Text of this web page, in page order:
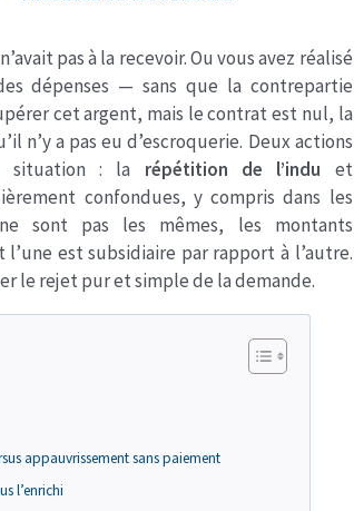
pas à la recevoir. Ou vous avez réalisé
dépenses — sans que la contrepartie
cet argent, mais le contrat est nul, la
n’y a pas eu d’escroquerie. Deux actions
situation : la répétition de l’indu et
confondues, y compris dans les
sont pas les mêmes, les montants
est subsidiaire par rapport à l’autre.
le rejet pur et simple de la demande.
appauvrissement sans paiement
l’enrichi